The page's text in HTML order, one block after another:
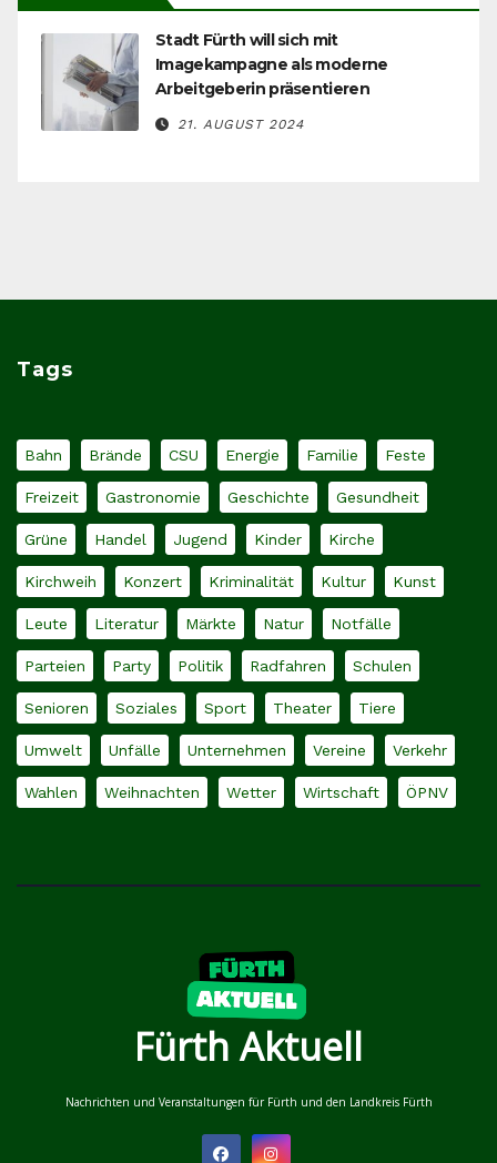
Stadt Fürth will sich mit
Imagekampagne als moderne
Arbeitgeberin präsentieren
21. AUGUST 2024
Tags
Bahn Brände CSU Energie Familie Feste
Freizeit Gastronomie Geschichte Gesundheit
Grüne Handel Jugend Kinder Kirche
Kirchweih Konzert Kriminalität Kultur Kunst
Leute Literatur Märkte Natur Notfälle
Parteien Party Politik Radfahren Schulen
Senioren Soziales Sport Theater Tiere
Umwelt Unfälle Unternehmen Vereine Verkehr
Wahlen Weihnachten Wetter Wirtschaft ÖPNV
Fürth Aktuell
Nachrichten und Veranstaltungen für Fürth und den Landkreis Fürth